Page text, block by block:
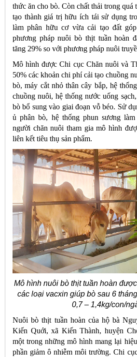
thức ăn cho bò. Còn chất thải trong quá
tạo thành giá trị hữu ích tái sử dụng
làm phân hữu cơ vừa cải tạo đất
phương pháp nuôi bò thịt tuần hoàn
tăng 29% so với phương pháp nuôi
Mô hình được Chi cục Chăn nuôi và
50% các khoản chi phí cải tạo chuồng
bò, máy cắt nhỏ thân cây bắp, hệ
chuồng nuôi, hệ thống nước uống
bò bổ sung vào giai đoạn vỗ béo. Sử
ủ phân bò, hệ thống phun sương
người chăn nuôi tham gia mô hình
liên kết tiêu thụ sản phẩm.
Mô hình nuôi bò thịt tuần hoàn
các loại vacxin giúp bò sau 6
0,7 – 1,4kg/con/
Nuôi bò thịt tuần hoàn của hộ bà
Kiến Quới, xã Kiến Thành, huyện
một trong những mô hình mang lại
phần giảm ô nhiễm môi trường. Chi